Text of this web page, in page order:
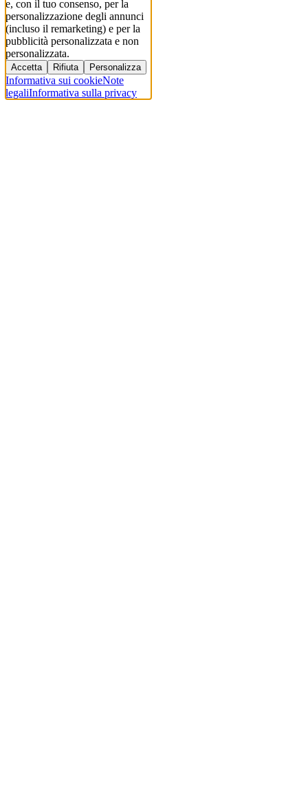
e, con il tuo consenso, per la
personalizzazione degli annunci
(incluso il remarketing) e per la
pubblicità personalizzata e non
personalizzata.
Accetta Rifiuta Personalizza
Informativa sui cookieNote
legaliInformativa sulla privacy